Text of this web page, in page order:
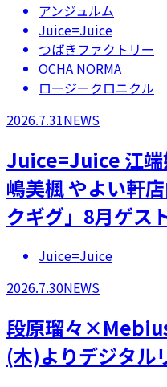
アンジュルム
Juice=Juice
つばきファクトリー
OCHA NORMA
ロージークロニクル
2026.7.31NEWS
Juice=Juice 江端
嶋美楓 やよい軒
クギグ」8月ゲス
Juice=Juice
2026.7.30NEWS
段原瑠々
(木)よりデジタル